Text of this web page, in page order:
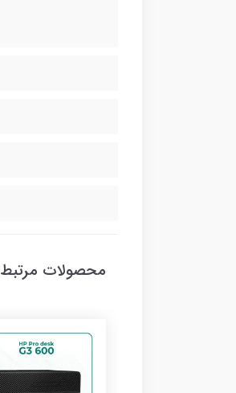
محصولات مرتبط